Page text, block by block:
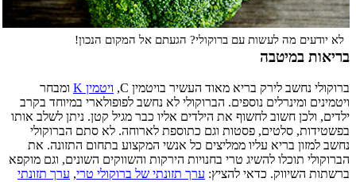
לא יודעים מה לעשות עם ברוקולי? הגעתם אל המקום הנכון!
בריאות במיטבה
ברוקולי נחשב לירק בריא מאוד העשיר בויטמין C, ויטמין K
ומבחר
ויטמינים ומינרלים נוספים. הברוקולי לא נחשב לפופולארי במיוחד בקרב
ילדים, ולכן חשוב לחשוף את הילדים אליו כבר מגיל קטן. ניתן לשלב אותו
בפשטידות, סלטים, פסטות וגם כתוספת לארוחה. לא סתם הברוקולי
נחשב למזון בריא עליו ממליצים כל אנשי המקצוע בתחום התזונה. את
הברוקולי תוכלו להשיג טרי בחנויות הירקות והשווקים השונים, וגם מוקפא
ברשתות השיווק. כדאי להציץ: ערך תזונתי של ברוקולי טרי, ערך תזונתי